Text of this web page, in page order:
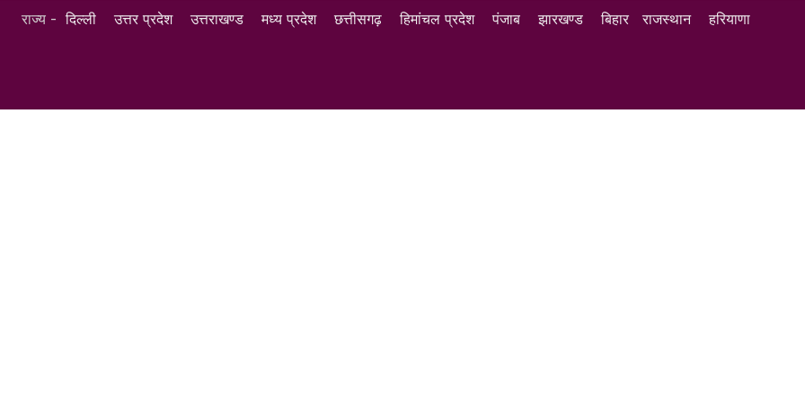
राज्य -दिल्ली उत्तर प्रदेश उत्तराखण्ड मध्य प्रदेश छत्तीसगढ़ हिमांचल प्रदेश पंजाब झारखण्ड बिहार राजस्थान हरियाणा